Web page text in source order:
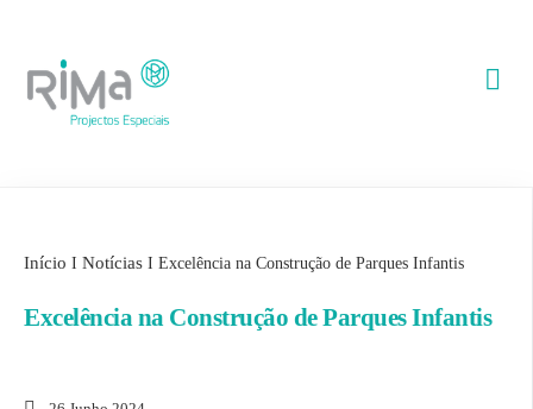
Início I Notícias I Excelência na Construção de Parques Infantis
Excelência na Construção de Parques Infantis